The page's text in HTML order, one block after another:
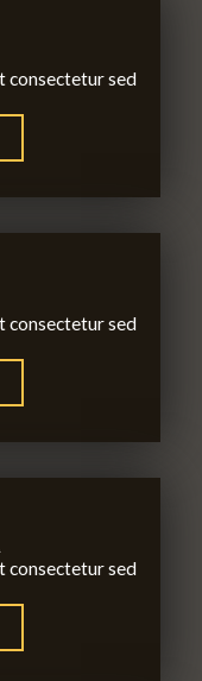
consectetur sed
consectetur sed
consectetur sed